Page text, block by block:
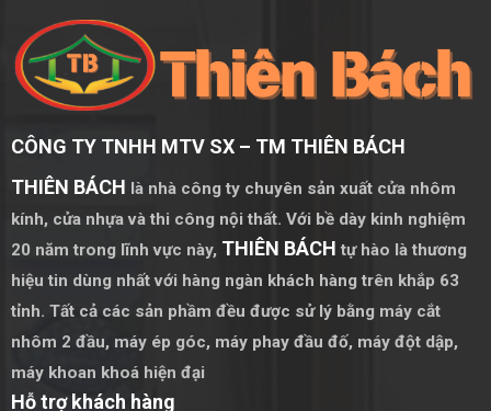
Một trong những ưu điểm nổi bật của nhôm Xingfa là khả
năng cách âm, cách nhiệt tốt, giúp tạo ra một không gian
sống và làm việc thoải mái, tiết kiệm năng lượng và bảo vệ
môi trường.
Đặc Điểm Nổi Bật Của Cửa Sổ Mở Hất Nhôm
Xingfa
Cơ Chế Mở Hất Linh Hoạt
Cửa sổ mở hất nhôm Xingfa có cơ chế mở hất thông minh,
giúp tăng cường thông gió và ánh sáng tự nhiên, đồng thời
dễ dàng điều chỉnh theo nhu cầu sử dụng.
Độ Bền Và An Toàn
Với kết cấu vững chắc và vật liệu nhôm cao cấp, cửa sổ mở
CÔNG TY TNHH MTV SX – TM THIÊN BÁCH
THIÊN BÁCH là nhà công ty chuyên sản xuất cửa nhôm
kính, cửa nhựa và thi công nội thất. Với bề dày kinh nghiệm
20 năm trong lĩnh vực này, THIÊN BÁCH tự hào là thương
hiệu tin dùng nhất với hàng ngàn khách hàng trên khắp 63
tỉnh. Tất cả các sản phầm đều được sử lý bằng máy cắt
nhôm 2 đầu, máy ép góc, máy phay đầu đố, máy đột dập,
máy khoan khoá hiện đại
Hỗ trợ khách hàng